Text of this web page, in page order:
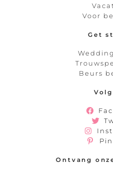
Voor
Get
Beurs
Ontvang